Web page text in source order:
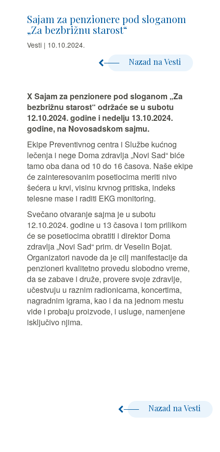
Sajam za penzionere pod sloganom
„Za bezbrižnu starost“
Vesti | 10.10.2024.
Nazad na Vesti
X Sajam za penzionere pod sloganom „Za
bezbrižnu starost“ održaće se u subotu
12.10.2024. godine i nedelju 13.10.2024.
godine, na Novosadskom sajmu.
Ekipe Preventivnog centra i Službe kućnog
lečenja i nege Doma zdravlja „Novi Sad“ biće
tamo oba dana od 10 do 16 časova. Naše ekipe
će zainteresovanim posetiocima meriti nivo
šećera u krvi, visinu krvnog pritiska, indeks
telesne mase i raditi EKG monitoring.
Svečano otvaranje sajma je u subotu
12.10.2024. godine u 13 časova i tom prilikom
će se posetiocima obratiti i direktor Doma
zdravlja „Novi Sad“ prim. dr Veselin Bojat.
Organizatori navode da je cilj manifestacije da
penzioneri kvalitetno provedu slobodno vreme,
da se zabave i druže, provere svoje zdravlje,
učestvuju u raznim radionicama, koncertima,
nagradnim igrama, kao i da na jednom mestu
vide i probaju proizvode, i usluge, namenjene
isključivo njima.
Nazad na Vesti